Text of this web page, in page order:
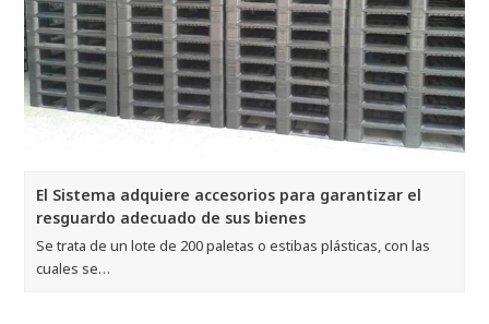
El Sistema adquiere accesorios para garantizar el
resguardo adecuado de sus bienes
Se trata de un lote de 200 paletas o estibas plásticas, con las
cuales se…